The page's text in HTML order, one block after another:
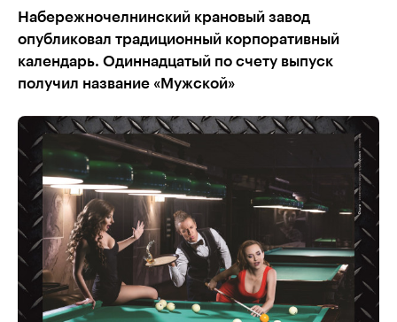
Набережночелнинский крановый завод
опубликовал традиционный корпоративный
календарь. Одиннадцатый по счету выпуск
получил название «Мужской»